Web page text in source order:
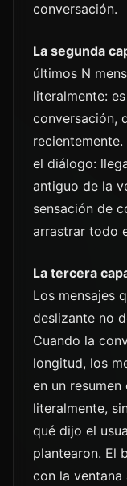
conversación.
La segunda
últimos N
literalmente:
conversación,
el diálogo:
antiguo de la
sensación de
arrastrar todo
La tercera
Los mensajes
deslizante no
Cuando la
longitud, los
en un
literalmente,
qué dijo el
plantearon. El
con la ventana